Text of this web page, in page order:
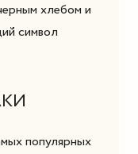
хлебом и
символ
популярных